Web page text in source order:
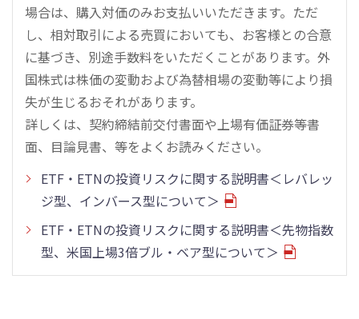
場合は、購入対価のみお支払いいただきます。ただ
し、相対取引による売買においても、お客様との合意
に基づき、別途手数料をいただくことがあります。外
国株式は株価の変動および為替相場の変動等により損
失が生じるおそれがあります。
詳しくは、契約締結前交付書面や上場有価証券等書
面、目論見書、等をよくお読みください。
ETF・ETNの投資リスクに関する説明書＜レバレッ
ジ型、インバース型について＞
ETF・ETNの投資リスクに関する説明書＜先物指数
型、米国上場3倍ブル・ベア型について＞